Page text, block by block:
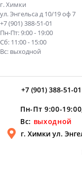
г. Химки
ул. Энгельса д 10/19 оф 7
+7 (901) 388-51-01
Пн-Пт: 9:00 - 19:00
Сб: 11:00 - 15:00
Вс: выходной
+7 (901) 388-51-01
Пн-Пт 9:00-
Вс: выходной
г. Химки ул.